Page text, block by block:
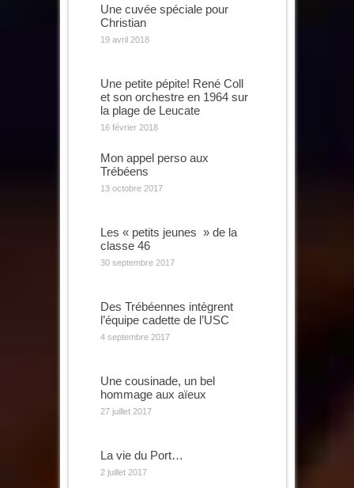
Une cuvée spéciale pour
Christian
19 avril 2018
Une petite pépite! René Coll
et son orchestre en 1964 sur
la plage de Leucate
16 février 2018
Mon appel perso aux
Trébéens
13 octobre 2017
Les « petits jeunes » de la
classe 46
30 septembre 2017
Des Trébéennes intègrent
l’équipe cadette de l’USC
4 septembre 2017
Une cousinade, un bel
hommage aux aïeux
27 juillet 2017
La vie du Port…
2 juillet 2017